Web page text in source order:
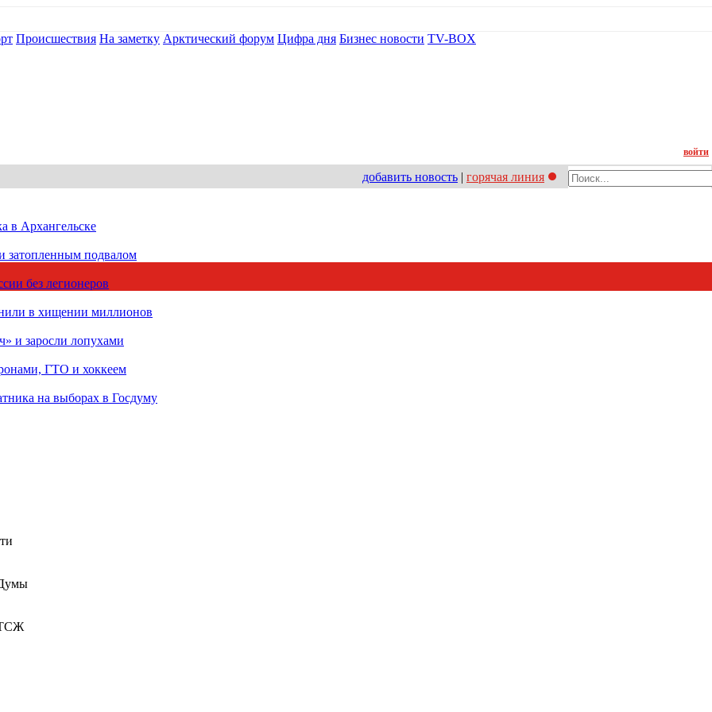
Происшествия На заметку Арктический форум Цифра дня Бизнес новости TV-BOX
войти
добавить новость | горячая линия
в Архангельске
затопленным подвалом
без легионеров
в хищении миллионов
и заросли лопухами
ГТО и хоккеем
на выборах в Госдуму
ТСЖ